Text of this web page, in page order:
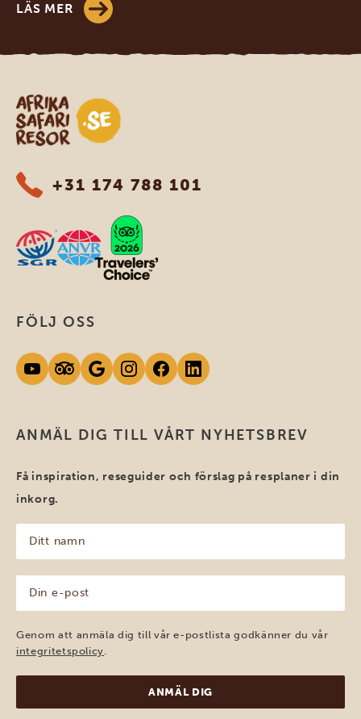
LÄS MER
Safari-resor i Afrika
+31 174 788 101
ANMÄL DIG TILL VÅRT NYHETSBREV
Få inspiration, reseguider och förslag på resplaner i din
inkorg.
namn
(Obligatoriskt)
post
(Obligatoriskt)
Genom att anmäla dig till vår e-postlista godkänner du vår
integritetspolicy
FÖLJ OSS